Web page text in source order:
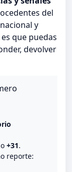
del
y
que puedas
devolver
+31.
reporte: